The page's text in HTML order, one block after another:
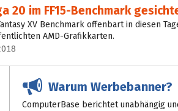
20 im FF15‑Benchmark
XV Benchmark offenbart in diesen
AMD-Grafikkarten.
Warum Werbebanner?
ComputerBase berichtet unabhängig